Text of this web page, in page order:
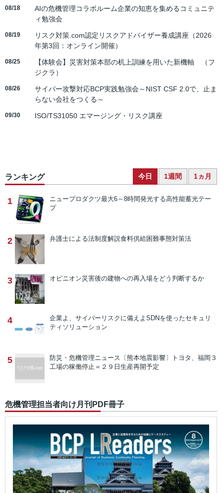
08/18
AIの危機管理コラボルーム企業の知恵を集めるコミュニテ
ィ勉強会
08/19
リスク対策.com認定リスクアドバイザー養成講座（2026
年第3回：オンライン開催）
08/25
【体験会】災害対策本部の机上訓練を用いた新機軸 （フ
ジクラ）
08/26
サイバー攻撃対応BCP実践勉強会～NIST CSF 2.0で、止ま
らない会社をつくる～
09/30 ISO/TS31050 エマージング・リスク講座
ランキング 今日 1週間 1ヵ月
1 ニュープロダクツ最大6～8時間発光する高性能蓄光テー
プ
2 弁護士による法制度解説食料供給困難事態対策法
3 オピニオン災害後の建物への再入場をどう判断するか
4 企業よ、サイバーリスクに備えよ SDNを使ったセキュリ
ティソリューション
5 防災・危機管理ニュース 〔熊本地震影響〕トヨタ、福岡３
工場の稼働停止＝２９日生産再開予定
危機管理担当者向け月刊PDF冊子